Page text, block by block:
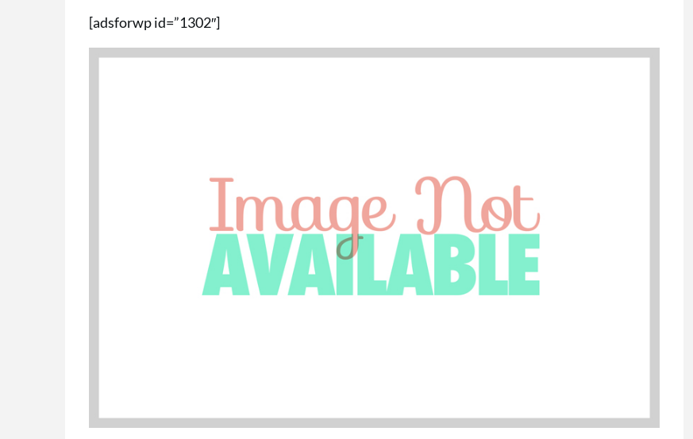
[adsforwp id=”1302″]